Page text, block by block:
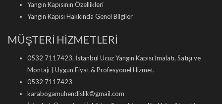
Yangın Kapısının Özellikleri
Yangın Kapısı Hakkında Genel Bilgiler
MÜŞTERİ HİZMETLERİ
0532 7117423, İstanbul Ucuz Yangın Kapısı İmalatı, Satışı ve
Montajı | Uygun Fiyat & Profesyonel Hizmet.
0532 7117423
karabogamuhendislik©gmail.com